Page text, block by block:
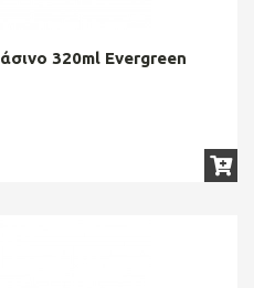
320ml Evergreen